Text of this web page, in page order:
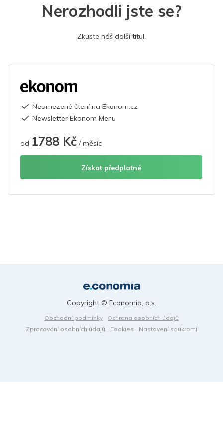
Nerozhodli jste se?
Zkuste náš další titul.
Neomezené čtení na Ekonom.cz
Newsletter Ekonom Menu
od 1788 Kč / měsíc
Získat předplatné
Obchodní podmínky
Ochrana osobních údajů
Zpracování osobních údajů
Cookies Nastavení soukromí
Copyright © Economia, a.s.